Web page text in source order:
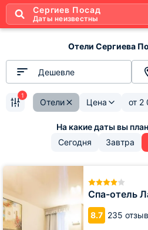
Сергиев Посад
Даты неизвестны
Отели Сергиева
Дешевле
Отели Цена от 2
1
Сегодня Завтра
Спа-отель
8.7 235
Спа-
отель
Лафер
Ренессанс